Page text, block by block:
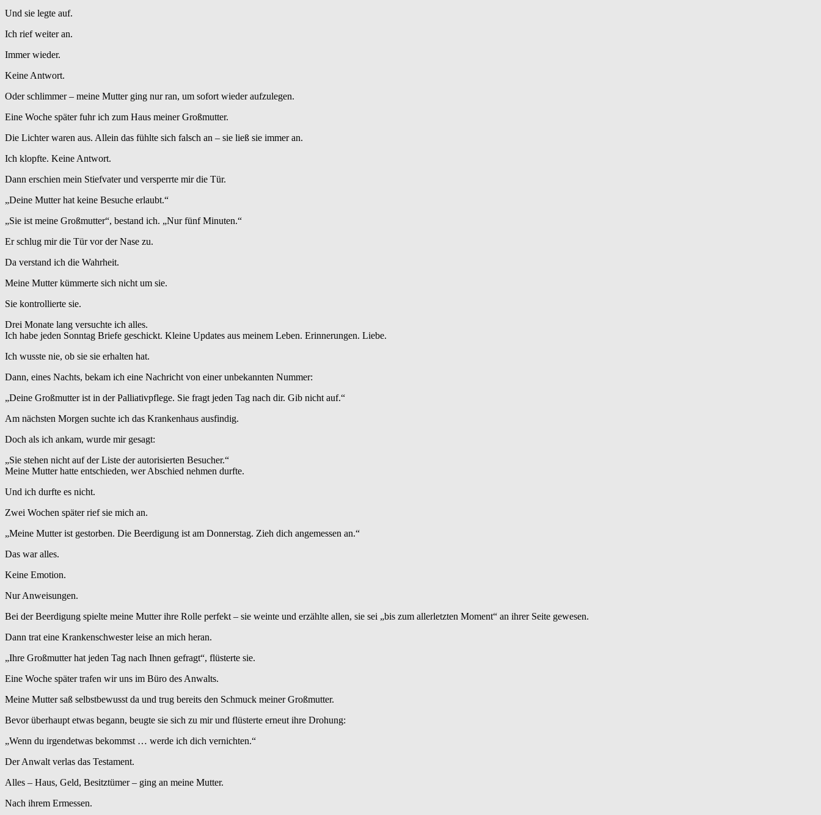
Und sie legte auf.
Ich rief weiter an.
Immer wieder.
Keine Antwort.
Oder schlimmer – meine Mutter ging nur ran, um sofort wieder aufzulegen.
Eine Woche später fuhr ich zum Haus meiner Großmutter.
Die Lichter waren aus. Allein das fühlte sich falsch an – sie ließ sie immer an.
Ich klopfte. Keine Antwort.
Dann erschien mein Stiefvater und versperrte mir die Tür.
„Deine Mutter hat keine Besuche erlaubt.“
„Sie ist meine Großmutter“, bestand ich. „Nur fünf Minuten.“
Er schlug mir die Tür vor der Nase zu.
Da verstand ich die Wahrheit.
Meine Mutter kümmerte sich nicht um sie.
Sie kontrollierte sie.
Drei Monate lang versuchte ich alles.
Ich habe jeden Sonntag Briefe geschickt. Kleine Updates aus meinem Leben. Erinnerungen. Liebe.
Ich wusste nie, ob sie sie erhalten hat.
Dann, eines Nachts, bekam ich eine Nachricht von einer unbekannten Nummer:
„Deine Großmutter ist in der Palliativpflege. Sie fragt jeden Tag nach dir. Gib nicht auf.“
Am nächsten Morgen suchte ich das Krankenhaus ausfindig.
Doch als ich ankam, wurde mir gesagt:
„Sie stehen nicht auf der Liste der autorisierten Besucher.“
Meine Mutter hatte entschieden, wer Abschied nehmen durfte.
Und ich durfte es nicht.
Zwei Wochen später rief sie mich an.
„Meine Mutter ist gestorben. Die Beerdigung ist am Donnerstag. Zieh dich angemessen an.“
Das war alles.
Keine Emotion.
Nur Anweisungen.
Bei der Beerdigung spielte meine Mutter ihre Rolle perfekt – sie weinte und erzählte allen, sie sei „bis zum allerletzten Moment“ an ihrer Seite gewesen.
Dann trat eine Krankenschwester leise an mich heran.
„Ihre Großmutter hat jeden Tag nach Ihnen gefragt“, flüsterte sie.
Eine Woche später trafen wir uns im Büro des Anwalts.
Meine Mutter saß selbstbewusst da und trug bereits den Schmuck meiner Großmutter.
Bevor überhaupt etwas begann, beugte sie sich zu mir und flüsterte erneut ihre Drohung:
„Wenn du irgendetwas bekommst … werde ich dich vernichten.“
Der Anwalt verlas das Testament.
Alles – Haus, Geld, Besitztümer – ging an meine Mutter.
Nach ihrem Ermessen.